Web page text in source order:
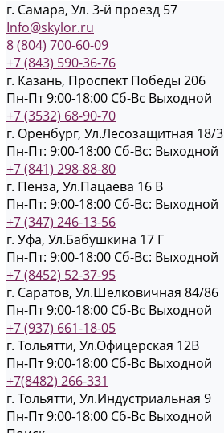
г. Самара, Ул. 3-й проезд 57
Info@skylor.ru
8 (804) 700-60-09
+7 (843) 590-36-76
г. Казань, Проспект Победы 206
Пн-Пт 9:00-18:00 Cб-Вс Выходной
+7 (3532) 68-90-70
г. Оренбург, Ул.Лесозащитная 18/3
Пн-Пт: 9:00-18:00 Cб-Вс: Выходной
+7 (841) 298-88-80
г. Пенза, Ул.Пацаева 16 В
Пн-Пт: 9:00-18:00 Cб-Вс: Выходной
+7 (347) 246-13-56
г. Уфа, Ул.Бабушкина 17 Г
Пн-Пт: 9:00-18:00 Cб-Вс: Выходной
+7 (8452) 52-37-95
г. Саратов, Ул.Шелковичная 84/86
Пн-Пт 9:00-18:00 Cб-Вс Выходной
+7 (937) 661-18-05
г. Тольятти, Ул.Офицерская 12В
Пн-Пт 9:00-18:00 Cб-Вс Выходной
+7(8482) 266-331
г. Тольятти, Ул.Индустриальная 9
Пн-Пт 9:00-18:00 Cб-Вс Выходной